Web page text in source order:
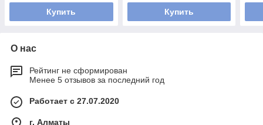
Купить Купить
О нас
Рейтинг не сформирован
Менее 5 отзывов за последний год
Работает с 27.07.2020
г. Алматы